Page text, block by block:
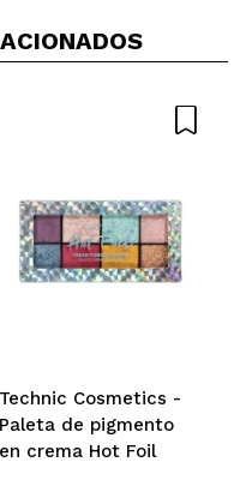
Technic Cosmetics -
Paleta de pigmento
en crema Hot Foil